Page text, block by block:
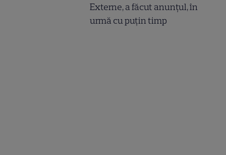
Externe, a făcut anunțul, în
urmă cu puțin timp